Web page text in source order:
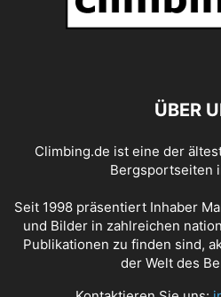
ÜBER
Climbing.de ist eine der
Bergsportseiten
Seit 1998 präsentiert Inhaber
und Bilder in zahlreichen
Publikationen zu finden sind,
der Welt des